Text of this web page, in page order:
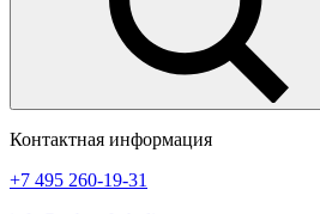
Контактная информация
+7 495 260-19-31